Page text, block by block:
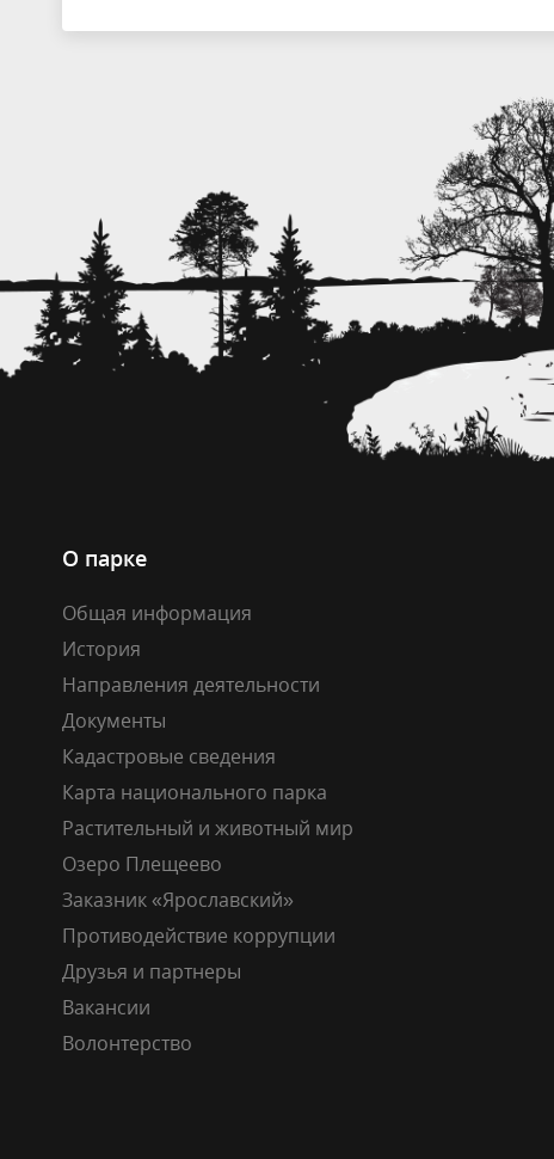
О парке
Общая информация
История
Направления деятельности
Документы
Кадастровые сведения
Карта национального парка
Растительный и животный мир
Озеро Плещеево
Заказник «Ярославский»
Противодействие коррупции
Друзья и партнеры
Вакансии
Волонтерство